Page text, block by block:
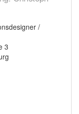
/
3